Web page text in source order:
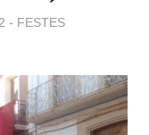
- FESTES